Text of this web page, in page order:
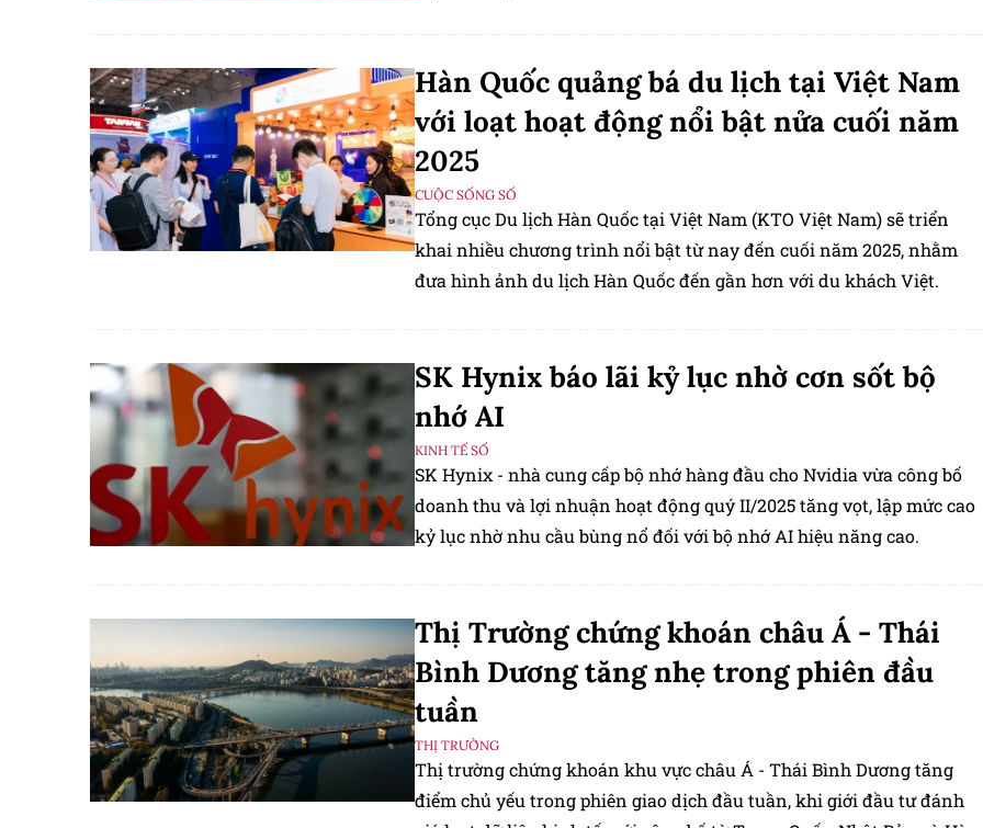
Hàn Quốc quảng bá du lịch tại Việt Nam
với loạt hoạt động nổi bật nửa cuối năm
2025
CUỘC SỐNG SỐ
Tổng cục Du lịch Hàn Quốc tại Việt Nam (KTO Việt Nam) sẽ triển
khai nhiều chương trình nổi bật từ nay đến cuối năm 2025, nhằm
đưa hình ảnh du lịch Hàn Quốc đến gần hơn với du khách Việt.
SK Hynix báo lãi kỷ lục nhờ cơn sốt bộ
nhớ AI
KINH TẾ SỐ
SK Hynix - nhà cung cấp bộ nhớ hàng đầu cho Nvidia vừa công bố
doanh thu và lợi nhuận hoạt động quý II/2025 tăng vọt, lập mức cao
kỷ lục nhờ nhu cầu bùng nổ đối với bộ nhớ AI hiệu năng cao.
Thị Trường chứng khoán châu Á - Thái
Bình Dương tăng nhẹ trong phiên đầu
tuần
THỊ TRƯỜNG
Thị trường chứng khoán khu vực châu Á - Thái Bình Dương tăng
điểm chủ yếu trong phiên giao dịch đầu tuần, khi giới đầu tư đánh